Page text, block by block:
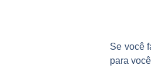
Se você
para